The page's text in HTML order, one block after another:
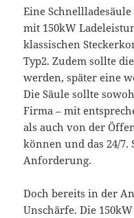
Eine
mit 150kW
klassischen
Typ2. Zudem sollte
werden, später eine
Die Säule sollte
Firma – mit
als auch von der
können und das 24/7.
Anforderung.
Doch bereits in der
Unschärfe. Die